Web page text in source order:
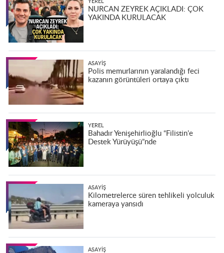
YEREL
NURCAN ZEYREK AÇIKLADI: ÇOK
YAKINDA KURULACAK
ASAYIŞ
Polis memurlarının yaralandığı feci
kazanın görüntüleri ortaya çıktı
YEREL
Bahadır Yenişehirlioğlu “Filistin’e
Destek Yürüyüşü”nde
ASAYIŞ
Kilometrelerce süren tehlikeli yolculuk
kameraya yansıdı
ASAYIŞ